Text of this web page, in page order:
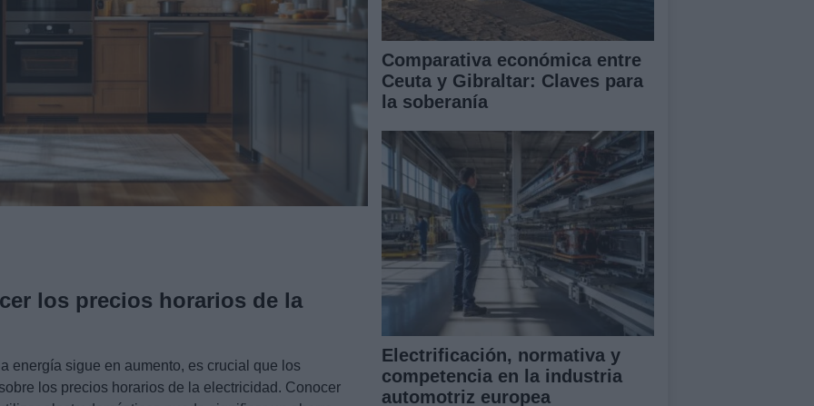
los precios horarios de la
energía sigue en aumento, es crucial que los
los precios horarios de la electricidad. Conocer
Comparativa económica entre
Ceuta y Gibraltar: Claves para
la soberanía
Electrificación, normativa y
competencia en la industria
automotriz europea